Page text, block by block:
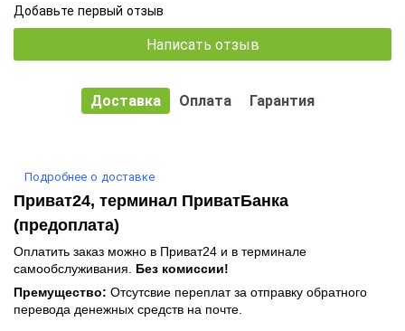
Добавьте первый отзыв
Написать отзыв
Доставка Оплата Гарантия
Подробнее о доставке
Приват24, терминал ПриватБанка
(предоплата)
Оплатить заказ можно в Приват24 и в терминале
самообслуживания. Без комиссии!
Премущество: Отсутсвие переплат за отправку обратного
перевода денежных средств на почте.